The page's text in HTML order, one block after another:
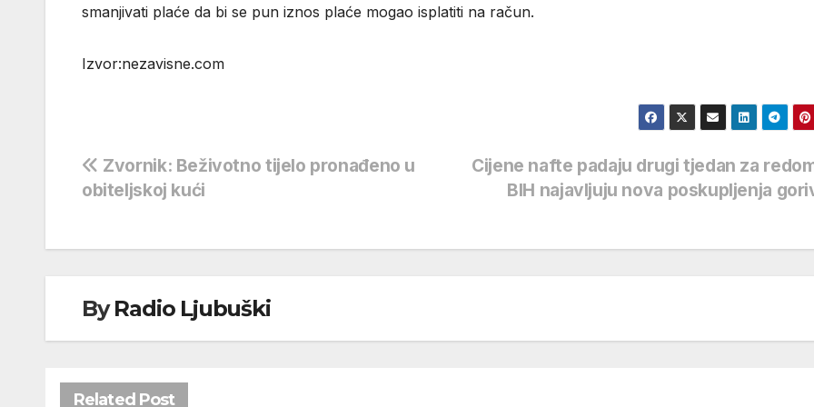
smanjivati plaće da bi se pun iznos plaće mogao isplatiti na račun.
Izvor:nezavisne.com
Navigacija
objava
Cijene nafte padaju drugi tjedan za
BIH najavljuju nova poskupljenja
Zvornik: Beživotno tijelo pronađeno u
obiteljskoj kući
ByRadio Ljubuški
Related Post